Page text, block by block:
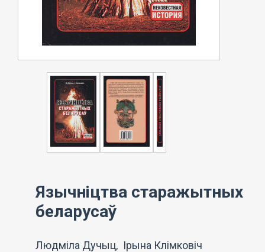
Язычніцтва старажытных
беларусаў
Людміла Дучыц, Ірына Клімковіч